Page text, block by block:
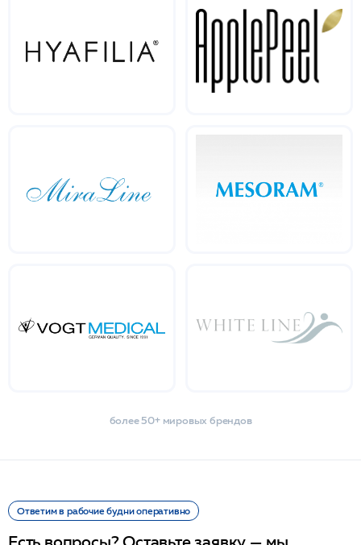
более 50+ мировых брендов
Ответим в рабочие будни оперативно